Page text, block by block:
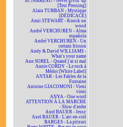
[Test Pressing]
Alain TURBAN - Mystique
[DÉDICACÉ]
Amii STEWART - Knock on
wood
André VERCHUREN - Alma
española
André VERCHUREN - Un
certain frisson
Andy & David WILLIAMS -
What's your name
Ann SOREL - Quand j'ai si mal
Annie CORDY - Le rock à
Médor [White Label]
ANTAR - Les Fables de la
Fontaine
Antoine GIACOMONI - Vieni
vieni
ANYA - One word
ATTENTION À LA MARCHE
- Slow d'enfer
Axel BAUER - Jessy
Axel BAUER - L'arc-en-ciel
BARGES - La pitxuri